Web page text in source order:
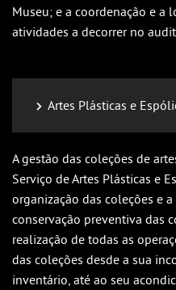
Museu; e a coordenação e a
atividades a decorrer no
Artes Plásticas e
A gestão das coleções de
Serviço de Artes Plásticas e
organização das coleções e
conservação preventiva das
realização de todas as
das coleções desde a sua
inventário, até ao seu